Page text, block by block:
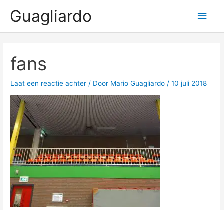
naarGuagliardo
fans
Laat een reactie achter / Door Mario Guagliardo /10 juli 2018